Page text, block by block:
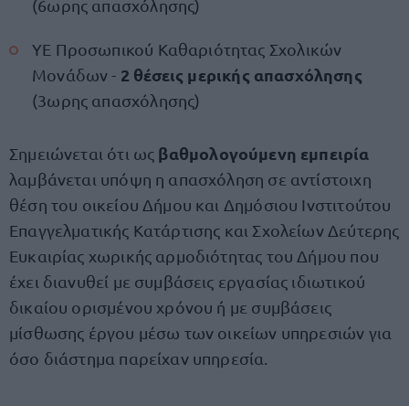
(6ωρης απασχόλησης)
ΥΕ Προσωπικού Καθαριότητας Σχολικών
Μονάδων - 2 θέσεις μερικής απασχόλησης
(3ωρης απασχόλησης)
Σημειώνεται ότι ως βαθμολογούμενη εμπειρία
λαμβάνεται υπόψη η απασχόληση σε αντίστοιχη
θέση του οικείου Δήμου και Δημόσιου Ινστιτούτου
Επαγγελματικής Κατάρτισης και Σχολείων Δεύτερης
Ευκαιρίας χωρικής αρμοδιότητας του Δήμου που
έχει διανυθεί με συμβάσεις εργασίας ιδιωτικού
δικαίου ορισμένου χρόνου ή με συμβάσεις
μίσθωσης έργου μέσω των οικείων υπηρεσιών για
όσο διάστημα παρείχαν υπηρεσία.